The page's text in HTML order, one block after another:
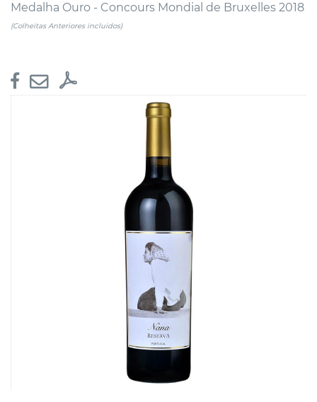
Medalha Ouro - Concours Mondial de Bruxelles 2018
(Colheitas Anteriores incluidos)